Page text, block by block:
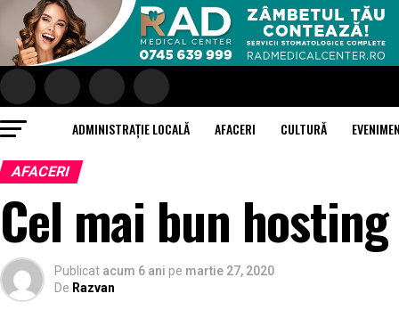
ADMINISTRAȚIE LOCALĂ AFACERI CULTURĂ
AFACERI
Cel mai bun
Publicat acum 6 ani pe martie 27, 2020
De Razvan